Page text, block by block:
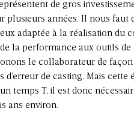
de gros
plusieurs années. Il nous faut
adaptée à la réalisation du
la performance aux outils de
le collaborateur de
d’erreur de casting. Mais cette
temps T, il est donc
ans environ.